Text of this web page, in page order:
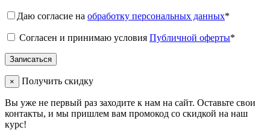
Даю согласие на обработку персональных данных*
Согласен и принимаю условия Публичной оферты*
× Получить скидку
Вы уже не первый раз заходите к нам на сайт. Оставьте свои
контакты, и мы пришлем вам промокод со скидкой на наш
курс!